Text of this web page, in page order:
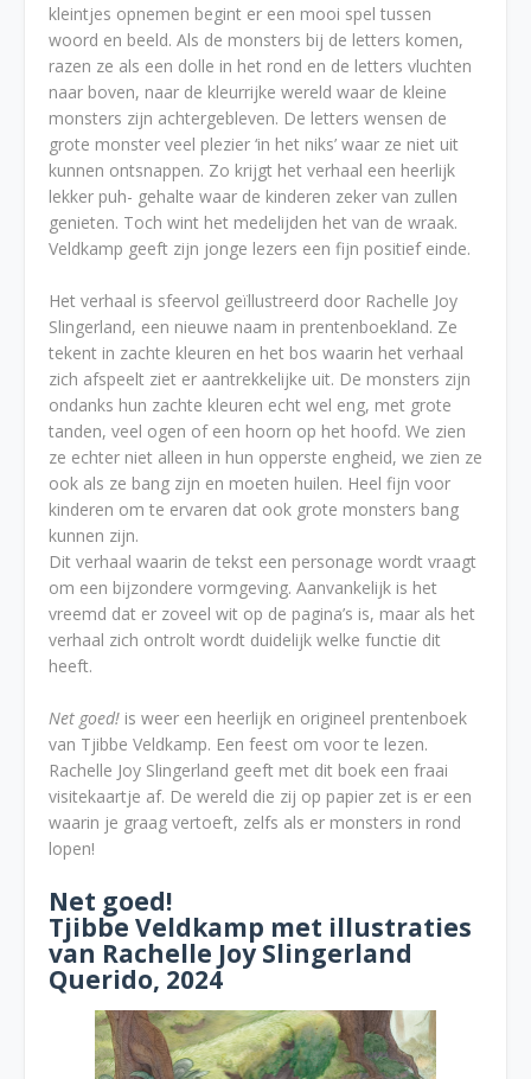
kleintjes opnemen begint er een mooi spel tussen
woord en beeld. Als de monsters bij de letters komen,
razen ze als een dolle in het rond en de letters vluchten
naar boven, naar de kleurrijke wereld waar de kleine
monsters zijn achtergebleven. De letters wensen de
grote monster veel plezier ‘in het niks’ waar ze niet uit
kunnen ontsnappen. Zo krijgt het verhaal een heerlijk
lekker puh- gehalte waar de kinderen zeker van zullen
genieten. Toch wint het medelijden het van de wraak.
Veldkamp geeft zijn jonge lezers een fijn positief einde.
Het verhaal is sfeervol geïllustreerd door Rachelle Joy
Slingerland, een nieuwe naam in prentenboekland. Ze
tekent in zachte kleuren en het bos waarin het verhaal
zich afspeelt ziet er aantrekkelijke uit. De monsters zijn
ondanks hun zachte kleuren echt wel eng, met grote
tanden, veel ogen of een hoorn op het hoofd. We zien
ze echter niet alleen in hun opperste engheid, we zien ze
ook als ze bang zijn en moeten huilen. Heel fijn voor
kinderen om te ervaren dat ook grote monsters bang
kunnen zijn.
Dit verhaal waarin de tekst een personage wordt vraagt
om een bijzondere vormgeving. Aanvankelijk is het
vreemd dat er zoveel wit op de pagina’s is, maar als het
verhaal zich ontrolt wordt duidelijk welke functie dit
heeft.
Net goed! is weer een heerlijk en origineel prentenboek
van Tjibbe Veldkamp. Een feest om voor te lezen.
Rachelle Joy Slingerland geeft met dit boek een fraai
visitekaartje af. De wereld die zij op papier zet is er een
waarin je graag vertoeft, zelfs als er monsters in rond
lopen!
Net goed!
Tjibbe Veldkamp met illustraties
van Rachelle Joy Slingerland
Querido, 2024